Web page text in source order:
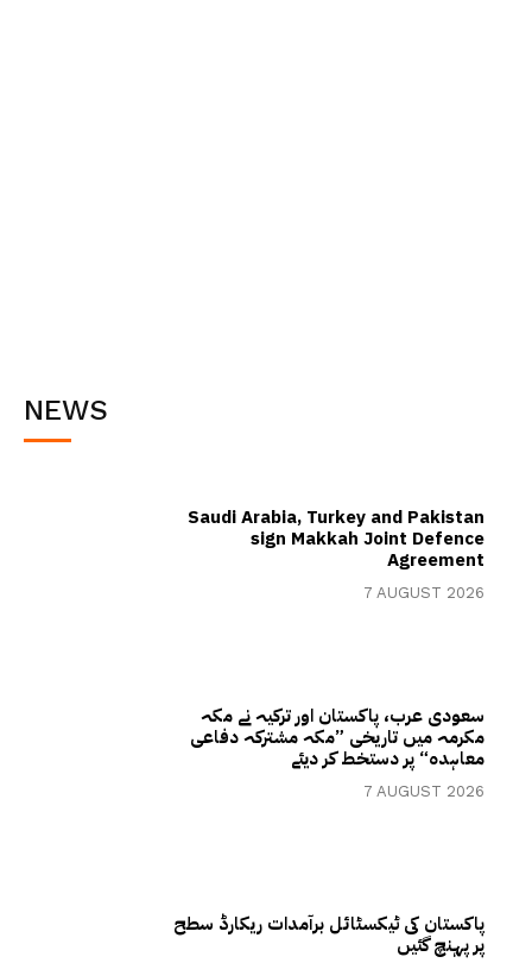
NEWS
Saudi Arabia, Turkey and Pakistan
sign Makkah Joint Defence
Agreement
7 AUGUST 2026
سعودی عرب، پاکستان اور ترکیہ نے مکہ
مکرمہ میں تاریخی ”مکہ مشترکہ دفاعی
معاہدہ“ پر دستخط کر دیئے
7 AUGUST 2026
پاکستان کی ٹیکسٹائل برآمدات ریکارڈ سطح
پر پہنچ گئیں